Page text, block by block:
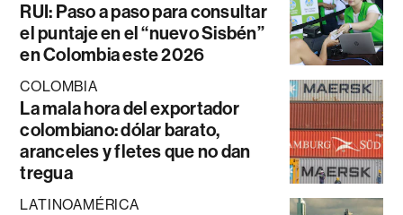
RUI: Paso a paso para consultar
el puntaje en el “nuevo Sisbén”
en Colombia este 2026
COLOMBIA
La mala hora del exportador
colombiano: dólar barato,
aranceles y fletes que no dan
tregua
LATINOAMÉRICA